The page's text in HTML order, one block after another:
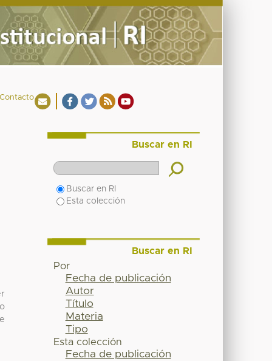
Buscar en RI
Buscar en RI
Esta colección
Buscar en RI
Por
Fecha de publicación
Autor
Título
Materia
Tipo
Esta colección
Fecha de publicación